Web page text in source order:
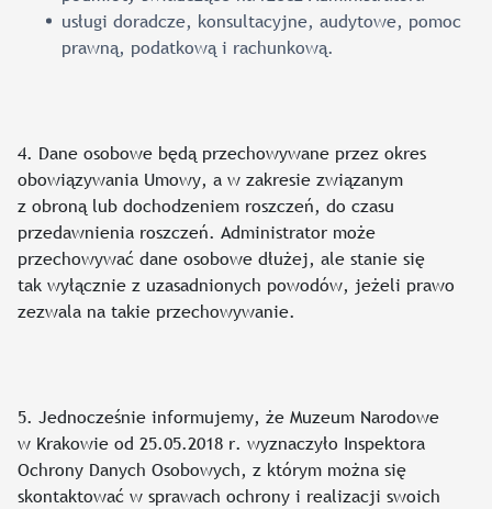
usługi doradcze, konsultacyjne, audytowe, pomoc
prawną, podatkową i rachunkową.
4. Dane osobowe będą przechowywane przez okres
obowiązywania Umowy, a w zakresie związanym
z obroną lub dochodzeniem roszczeń, do czasu
przedawnienia roszczeń. Administrator może
przechowywać dane osobowe dłużej, ale stanie się
tak wyłącznie z uzasadnionych powodów, jeżeli prawo
zezwala na takie przechowywanie.
5. Jednocześnie informujemy, że Muzeum Narodowe
w Krakowie od 25.05.2018 r. wyznaczyło Inspektora
Ochrony Danych Osobowych, z którym można się
skontaktować w sprawach ochrony i realizacji swoich